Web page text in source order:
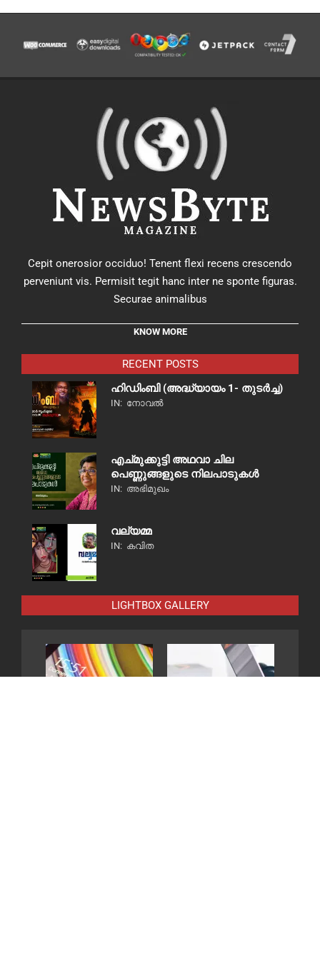
Cepit onerosior occiduo! Tenent flexi recens crescendo
perveniunt vis. Permisit tegit hanc inter ne sponte figuras.
Securae animalibus
KNOW MORE
RECENT POSTS
ഹിഡിംബി (അദ്ധ്യായം 1- തുടർച്ച)
IN: നോവൽ
എച്മുക്കുട്ടി അഥവാ ചില
പെണ്ണുങ്ങളുടെ നിലപാടുകൾ
IN: അഭിമുഖം
വല്യമ്മ
IN: കവിത
LIGHTBOX GALLERY